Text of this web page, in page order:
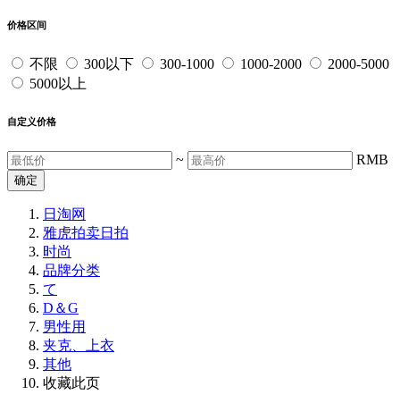
价格区间
不限 300以下 300-1000 1000-2000
2000-5000
5000以上
自定义价格
~ RMB
确定
日淘网
雅虎拍卖日拍
时尚
品牌分类
て
D＆G
男性用
夹克、上衣
其他
收藏此页